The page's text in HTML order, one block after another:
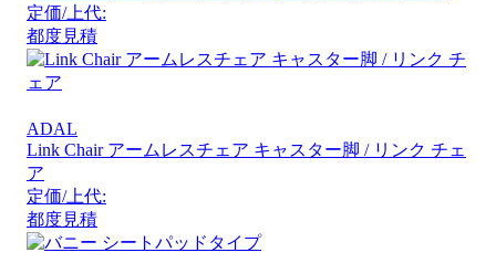
定価/上代:
都度見積
ADAL
Link Chair アームレスチェア キャスター脚 / リンク チェ
ア
定価/上代:
都度見積